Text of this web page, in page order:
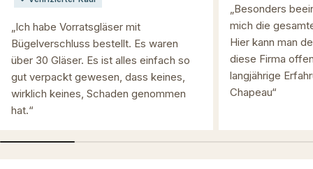
„Ich habe Vorratsgläser mit
Bügelverschluss bestellt. Es waren
über 30 Gläser. Es ist alles einfach so
gut verpackt gewesen, dass keines,
wirklich keines, Schaden genommen
hat.“
„Besonders
mich die
Hier kann man
diese Firma
langjährige
Chapeau“